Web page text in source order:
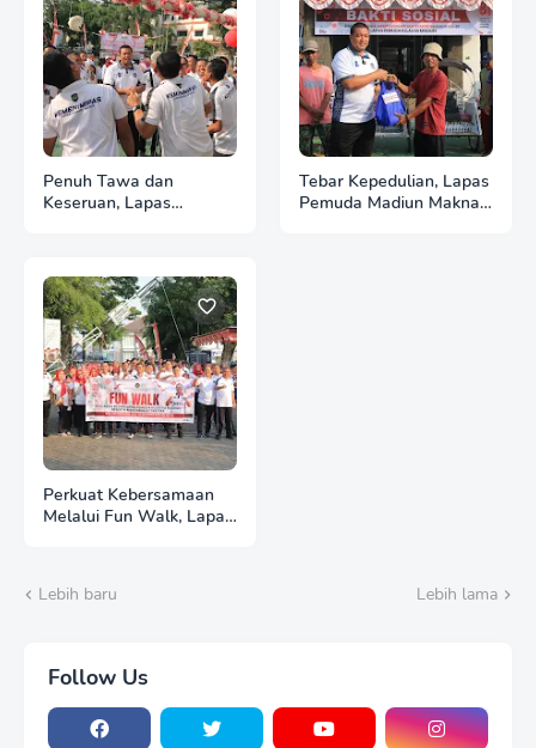
Penuh Tawa dan
Keseruan, Lapas
Tebar Kepedulian, Lapas
Pemuda Madiun Maknai
Perkuat Kebersamaan
Melalui Fun Walk, Lapas
Lebih baru Lebih lama
Follow Us